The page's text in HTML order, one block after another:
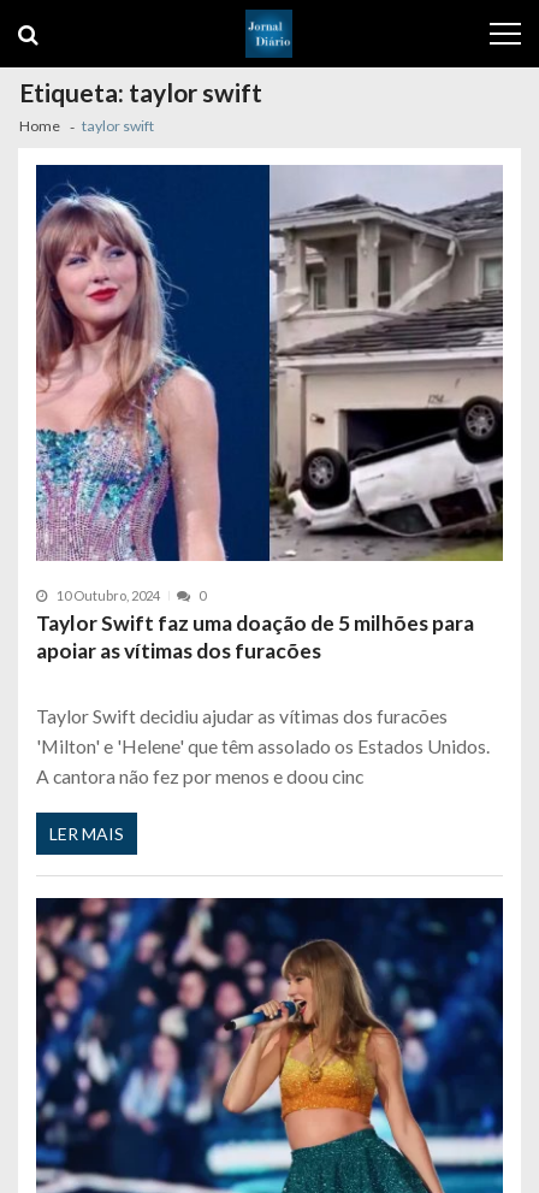
navigation
content
Etiqueta: taylor swift
Home taylor swift
10 Outubro, 2024 0
Taylor Swift faz uma doação de 5 milhões para
apoiar as vítimas dos furacões
Taylor Swift decidiu ajudar as vítimas dos furacões
'Milton' e 'Helene' que têm assolado os Estados Unidos.
A cantora não fez por menos e doou cinc
LER MAIS